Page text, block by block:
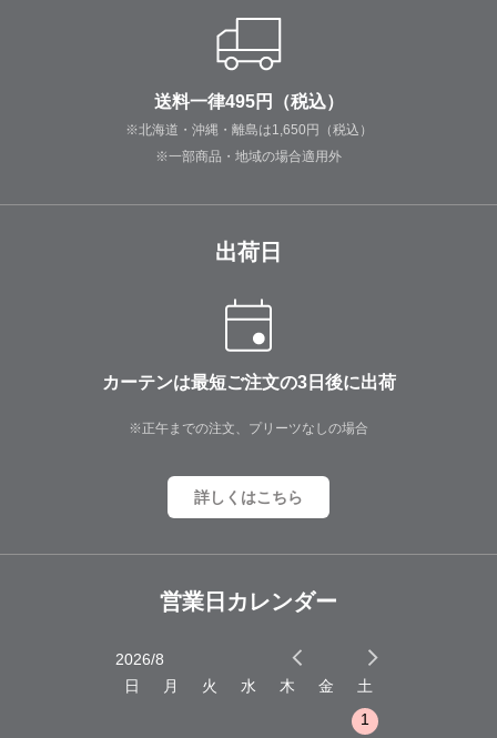
送料一律495円（税込）
※北海道・沖縄・離島は1,650円（税込）
※一部商品・地域の場合適用外
出荷日
カーテンは最短ご注文の3日後に出荷
※正午までの注文、プリーツなしの場合
詳しくはこちら
営業日カレンダー
2026/8
日
月 火 水 木 金
土
1